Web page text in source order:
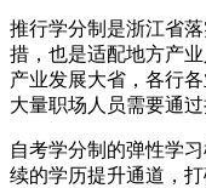
推行学分制是浙江省
措，也是适配地方产
产业发展大省，各行
大量职场人员需要通
自考学分制的弹性学
续的学历提升通道，